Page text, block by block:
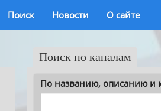
Поиск Новости О сайте
Поиск по каналам
По названию, описанию и